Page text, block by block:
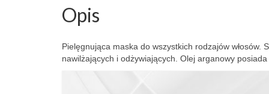
Opis
Pielęgnująca maska do wszystkich rodzajów włosów.
nawilżających i odżywiających. Olej arganowy